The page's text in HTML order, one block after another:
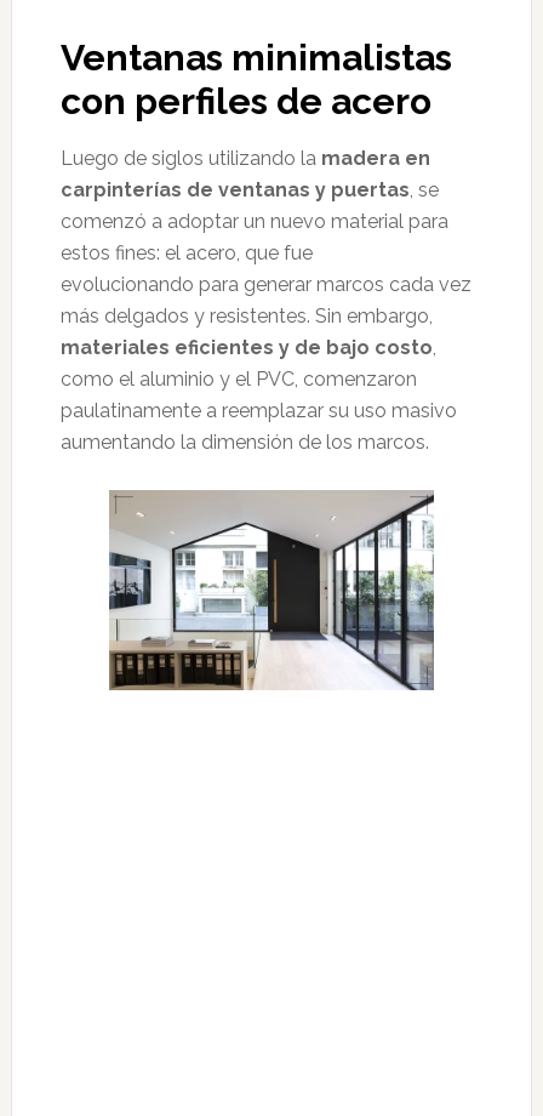
Ventanas minimalistas
con perfiles de acero
Luego de siglos utilizando la madera en
carpinterías de ventanas y puertas, se
comenzó a adoptar un nuevo material para
estos fines: el acero, que fue
evolucionando para generar marcos cada vez
más delgados y resistentes. Sin embargo,
materiales eficientes y de bajo costo,
como el aluminio y el PVC, comenzaron
paulatinamente a reemplazar su uso masivo
aumentando la dimensión de los marcos.